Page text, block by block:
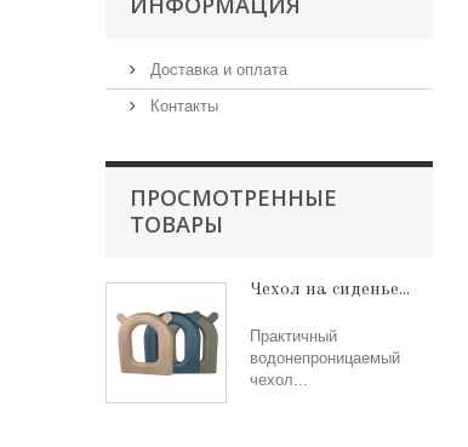
Доставка и оплата
Контакты
ПРОСМОТРЕННЫЕ
ТОВАРЫ
Чехол на сиденье...
Практичный
водонепроницаемый
чехол...